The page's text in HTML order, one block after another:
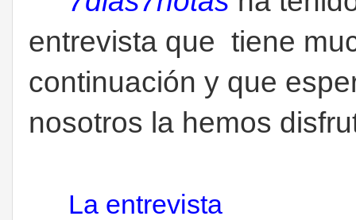
entrevista que tiene
continuación y que
nosotros la hemos
La entrevista